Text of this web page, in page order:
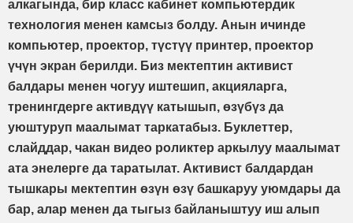
алкагында, бир класс кабинет компьютердик
технология менен камсыз болду. Анын ичинде
компьютер, проектор, түстүү принтер, проектор
үчүн экран берилди. Биз мектептин активист
балдары менен чогуу иштешип, акцияларга,
тренингдерге активдүү катышып, өзүбүз да
уюштуруп маалымат таркатабыз. Буклеттер,
слайддар, чакан видео роликтер аркылуу маалымат
ата энелерге да таратылат. Активист балдардан
тышкары мектептин өзүн өзү башкаруу уюмдары да
бар, алар менен да тыгыз байланыштуу иш алып